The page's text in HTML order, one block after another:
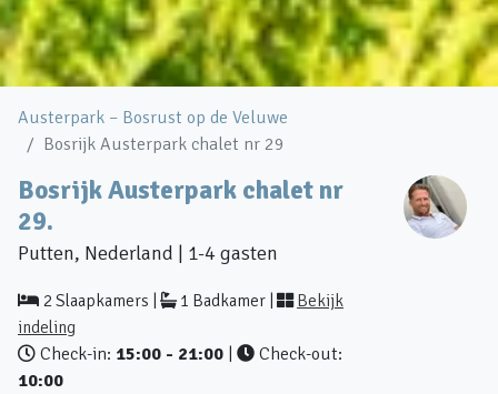
Austerpark – Bosrust op de Veluwe
Bosrijk Austerpark chalet nr 29
Bosrijk Austerpark chalet nr
29.
Putten, Nederland | 1-4 gasten
2 Slaapkamers | 1 Badkamer |
Bekijk
indeling
Check-in: 15:00 - 21:00 |
Check-out:
10:00